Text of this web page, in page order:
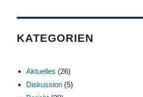
KATEGORIEN
Aktuelles (26)
Diskussion (5)